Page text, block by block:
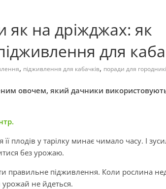
як на дріжджах: як
для
, підживлення для кабачків, поради для
овочем, який дачники
плодів у тарілку минає чимало часу. І
без урожаю.
правильне підживлення. Коли рослина
не йдеться.